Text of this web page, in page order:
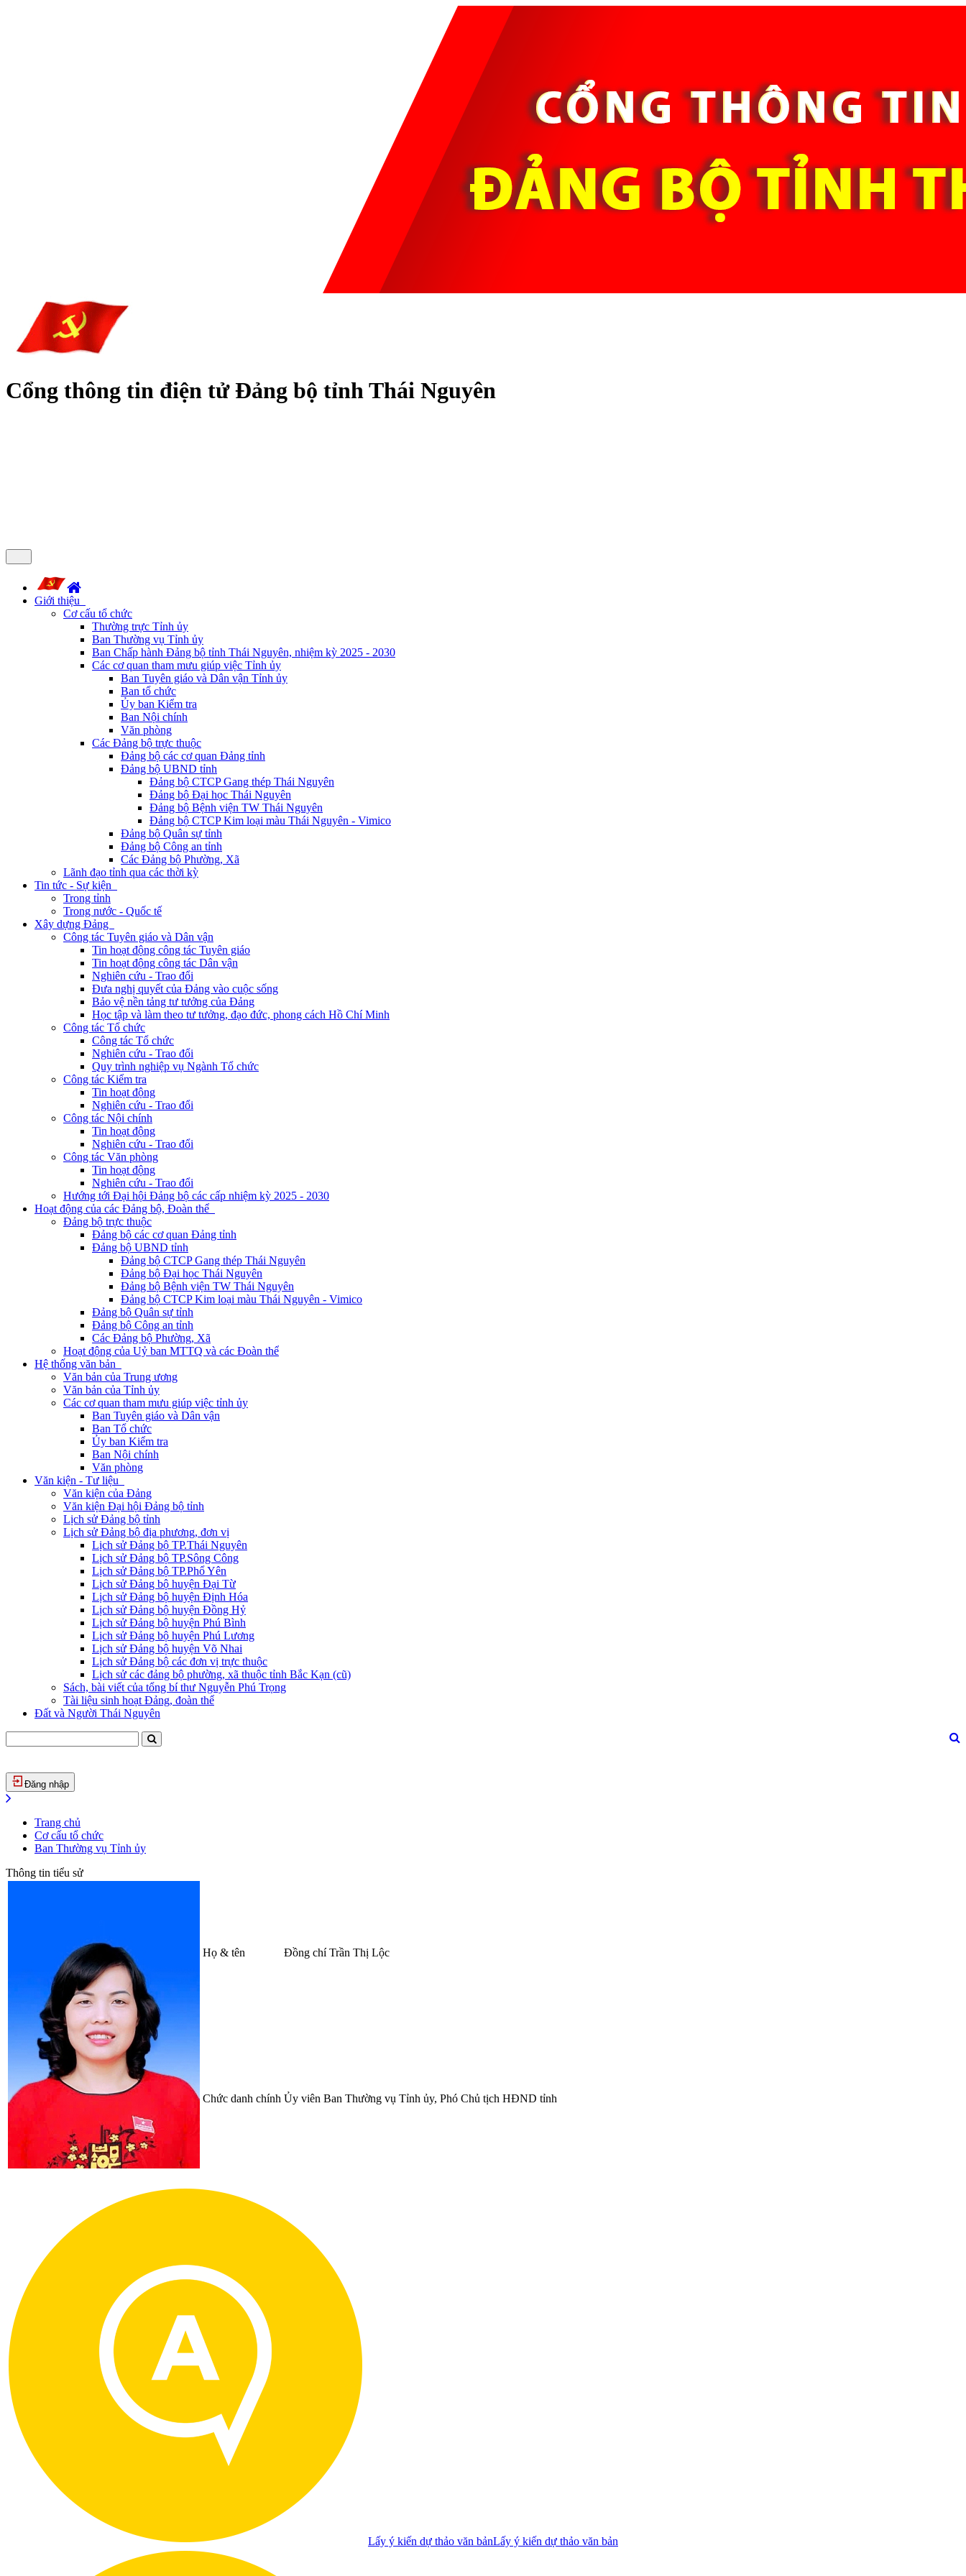
Cổng thông tin điện tử Đảng bộ tỉnh Thái Nguyên
Giới thiệu
Cơ cấu tổ chức
Thường trực Tỉnh ủy
Ban Thường vụ Tỉnh ủy
Ban Chấp hành Đảng bộ tỉnh Thái Nguyên, nhiệm kỳ 2025 - 2030
Các cơ quan tham mưu giúp việc Tỉnh ủy
Ban Tuyên giáo và Dân vận Tỉnh ủy
Ban tổ chức
Ủy ban Kiểm tra
Ban Nội chính
Văn phòng
Các Đảng bộ trực thuộc
Đảng bộ các cơ quan Đảng tỉnh
Đảng bộ UBND tỉnh
Đảng bộ CTCP Gang thép Thái Nguyên
Đảng bộ Đại học Thái Nguyên
Đảng bộ Bệnh viện TW Thái Nguyên
Đảng bộ CTCP Kim loại màu Thái Nguyên - Vimico
Đảng bộ Quân sự tỉnh
Đảng bộ Công an tỉnh
Các Đảng bộ Phường, Xã
Lãnh đạo tỉnh qua các thời kỳ
Tin tức - Sự kiện
Trong tỉnh
Trong nước - Quốc tế
Xây dựng Đảng
Công tác Tuyên giáo và Dân vận
Tin hoạt động công tác Tuyên giáo
Tin hoạt động công tác Dân vận
Nghiên cứu - Trao đổi
Đưa nghị quyết của Đảng vào cuộc sống
Bảo vệ nền tảng tư tưởng của Đảng
Học tập và làm theo tư tưởng, đạo đức, phong cách Hồ Chí Minh
Công tác Tổ chức
Công tác Tổ chức
Nghiên cứu - Trao đổi
Quy trình nghiệp vụ Ngành Tổ chức
Công tác Kiểm tra
Tin hoạt động
Nghiên cứu - Trao đổi
Công tác Nội chính
Tin hoạt động
Nghiên cứu - Trao đổi
Công tác Văn phòng
Tin hoạt động
Nghiên cứu - Trao đổi
Hướng tới Đại hội Đảng bộ các cấp nhiệm kỳ 2025 - 2030
Hoạt động của các Đảng bộ, Đoàn thể
Đảng bộ trực thuộc
Đảng bộ các cơ quan Đảng tỉnh
Đảng bộ UBND tỉnh
Đảng bộ CTCP Gang thép Thái Nguyên
Đảng bộ Đại học Thái Nguyên
Đảng bộ Bệnh viện TW Thái Nguyên
Đảng bộ CTCP Kim loại màu Thái Nguyên - Vimico
Đảng bộ Quân sự tỉnh
Đảng bộ Công an tỉnh
Các Đảng bộ Phường, Xã
Hoạt động của Uỷ ban MTTQ và các Đoàn thể
Hệ thống văn bản
Văn bản của Trung ương
Văn bản của Tỉnh ủy
Các cơ quan tham mưu giúp việc tỉnh ủy
Ban Tuyên giáo và Dân vận
Ban Tổ chức
Ủy ban Kiểm tra
Ban Nội chính
Văn phòng
Văn kiện - Tư liệu
Văn kiện của Đảng
Văn kiện Đại hội Đảng bộ tỉnh
Lịch sử Đảng bộ tỉnh
Lịch sử Đảng bộ địa phương, đơn vị
Lịch sử Đảng bộ TP.Thái Nguyên
Lịch sử Đảng bộ TP.Sông Công
Lịch sử Đảng bộ TP.Phổ Yên
Lịch sử Đảng bộ huyện Đại Từ
Lịch sử Đảng bộ huyện Định Hóa
Lịch sử Đảng bộ huyện Đồng Hỷ
Lịch sử Đảng bộ huyện Phú Bình
Lịch sử Đảng bộ huyện Phú Lương
Lịch sử Đảng bộ huyện Võ Nhai
Lịch sử Đảng bộ các đơn vị trực thuộc
Lịch sử các đảng bộ phường, xã thuộc tỉnh Bắc Kạn (cũ)
Sách, bài viết của tổng bí thư Nguyễn Phú Trọng
Tài liệu sinh hoạt Đảng, đoàn thể
Đất và Người Thái Nguyên
Đăng nhập
Trang chủ
Cơ cấu tổ chức
Ban Thường vụ Tỉnh ủy
Thông tin tiểu sử
Họ & tên Đồng chí Trần Thị Lộc
Chức danh chính Ủy viên Ban Thường vụ Tỉnh ủy, Phó Chủ tịch HĐND tỉnh
Lấy ý kiến dự thảo văn bảnLấy ý kiến dự thảo văn bản